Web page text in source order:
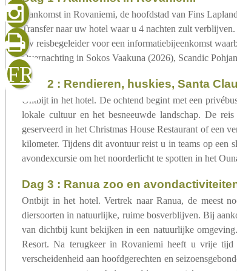
FR
sluiten
Aankomst in Rovaniemi, de hoofdstad van Fins
Transfer naar uw hotel waar u 4 nachten zult
uw reisbegeleider voor een informatiebijeenkomst
Overnachting in Sokos Vaakuna (2026), Scandic
dag 2 : Rendieren, huskies, Santa
Ontbijt in het hotel. De ochtend begint met een
lokale cultuur en het besneeuwde landschap. De
geserveerd in het Christmas House Restaurant of een
kilometer. Tijdens dit avontuur reist u in teams op een
avondexcursie om het noorderlicht te spotten in het
dag 3 : Ranua zoo en
Ontbijt in het hotel. Vertrek naar Ranua, de meest
diersoorten in natuurlijke, ruime bosverblijven. Bij
van dichtbij kunt bekijken in een natuurlijke
Resort. Na terugkeer in Rovaniemi heeft u vrije tijd
verscheidenheid aan hoofdgerechten en